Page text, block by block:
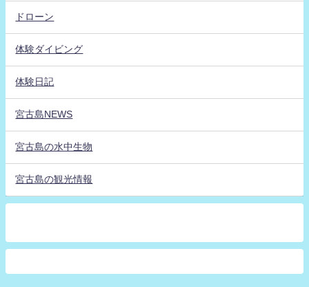
ドローン
体験ダイビング
体験日記
宮古島NEWS
宮古島の水中生物
宮古島の観光情報